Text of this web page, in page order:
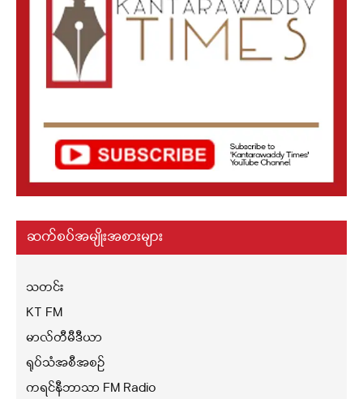
ဆက်စပ်အမျိုးအစားများ
သတင်း
KT FM
မာလ်တီမီဒီယာ
ရုပ်သံအစီအစဉ်
ကရင်နီဘာသာ FM Radio